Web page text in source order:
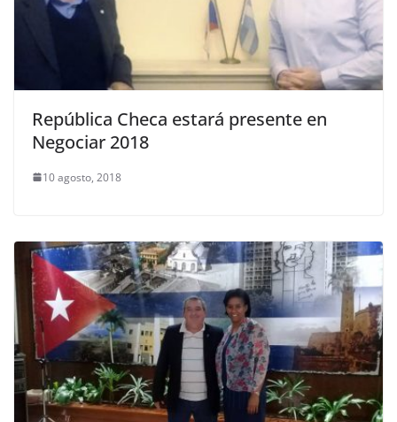
República Checa estará presente en
Negociar 2018
10 agosto, 2018